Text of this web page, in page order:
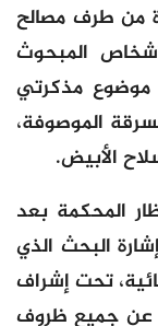
من طرف مصالح
المبحوث
مذكرتي
الموصوفة،
الأبيض.
المحكمة بعد
البحث الذي
تحت إشراف
عن جميع ظروف